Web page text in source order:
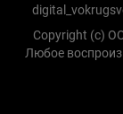
Copyright (с)
Любое